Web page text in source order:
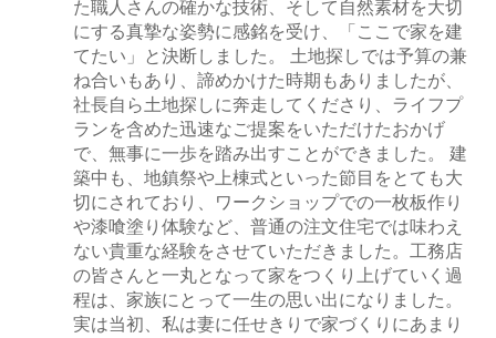
た職人さんの確かな技術、そして自然素材を大切
にする真摯な姿勢に感銘を受け、「ここで家を建
てたい」と決断しました。 土地探しでは予算の兼
ね合いもあり、諦めかけた時期もありましたが、
社長自ら土地探しに奔走してくださり、ライフプ
ランを含めた迅速なご提案をいただけたおかげ
で、無事に一歩を踏み出すことができました。 建
築中も、地鎮祭や上棟式といった節目をとても大
切にされており、ワークショップでの一枚板作り
や漆喰塗り体験など、普通の注文住宅では味わえ
ない貴重な経験をさせていただきました。工務店
の皆さんと一丸となって家をつくり上げていく過
程は、家族にとって一生の思い出になりました。
実は当初、私は妻に任せきりで家づくりにあまり